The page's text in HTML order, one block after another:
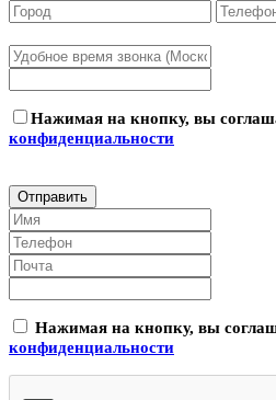
Нажимая на кнопку, вы
конфиденциальности
Нажимая на кнопку, вы
конфиденциальности